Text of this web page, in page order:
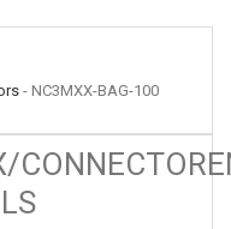
- NC3MXX-BAG-100